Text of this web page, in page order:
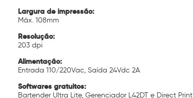
Largura de impressão:
Máx. 108mm
Resolução:
203 dpi
Alimentação:
Entrada 110/220Vac, Saída 24Vdc 2A
Softwares gratuitos:
Bartender Ultra Lite, Gerenciador L42DT e Direct Print